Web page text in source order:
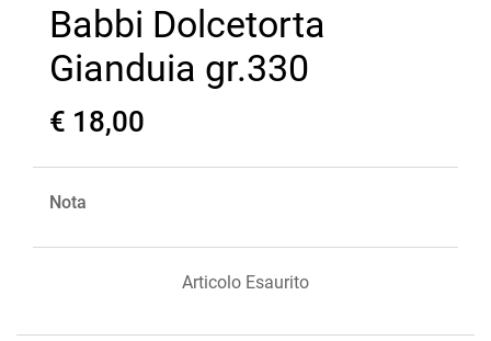
Babbi Dolcetorta
Gianduia gr.330
€ 18,00
Nota
Articolo Esaurito